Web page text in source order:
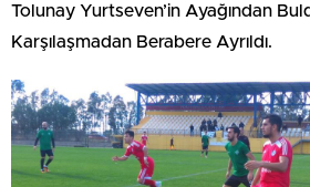
Tolunay Yurtseven’in Ayağından
Karşılaşmadan Berabere Ayrıldı.